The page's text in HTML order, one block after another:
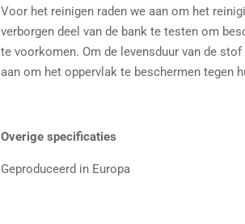
Voor het reinigen raden we aan om het
verborgen deel van de bank te testen om
te voorkomen. Om de levensduur van de stof
aan om het oppervlak te beschermen tegen
Overige specificaties
Geproduceerd in Europa